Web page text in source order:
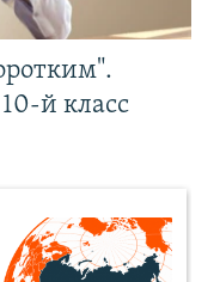
й класс